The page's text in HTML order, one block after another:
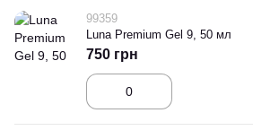
99359
Luna Premium Gel 9, 50 мл
750 грн